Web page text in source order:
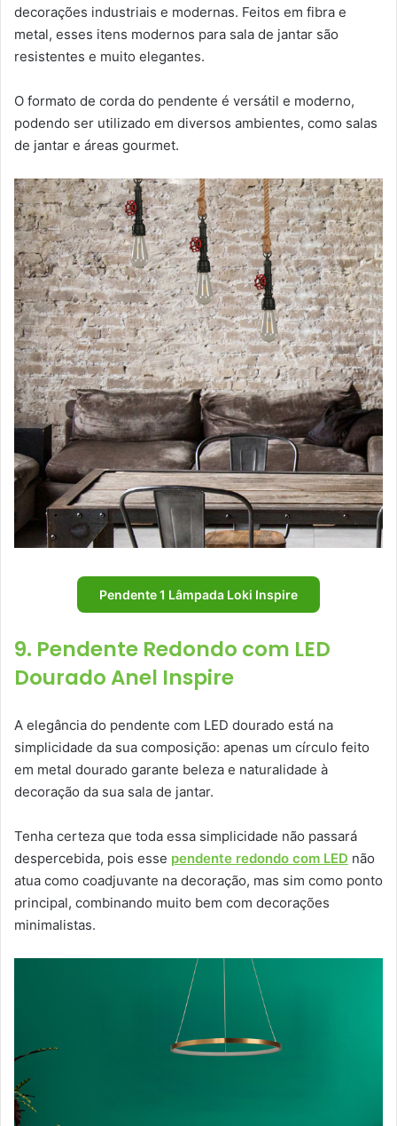
decorações industriais e modernas. Feitos em fibra e
metal, esses itens modernos para sala de jantar são
resistentes e muito elegantes.
O formato de corda do pendente é versátil e moderno,
podendo ser utilizado em diversos ambientes, como salas
de jantar e áreas gourmet.
Pendente 1 Lâmpada Loki Inspire
9. Pendente Redondo com LED
Dourado Anel Inspire
A elegância do pendente com LED dourado está na
simplicidade da sua composição: apenas um círculo feito
em metal dourado garante beleza e naturalidade à
decoração da sua sala de jantar.
Tenha certeza que toda essa simplicidade não passará
despercebida, pois esse pendente redondo com LED não
atua como coadjuvante na decoração, mas sim como ponto
principal, combinando muito bem com decorações
minimalistas.